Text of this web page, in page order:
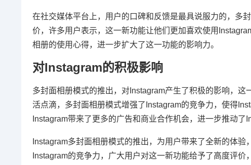
在社交媒体平台上，用户的口碑和反馈是最具说服力的，多
价，许多用户表示，这一新功能让他们更加喜欢使用
相册的使用心得，进一步扩大了这一功能的影响力。
对Instagram的积极影响
多封面相册模式的推出，对Instagram产生了积极的影响，
活点滴，多封面相册模式增强了Instagram的竞争力，使得
Instagram带来了更多的广告和商业合作机会，进一步推动了
Instagram多封面相册模式的推出，为用户带来了全新的体
Instagram的竞争力，广大用户对这一新功能给予了高度评